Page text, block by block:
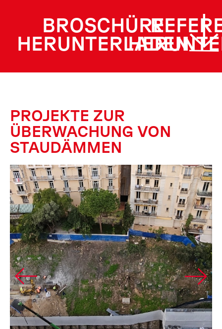
BROSCHÜRE
HERUNTERLADEN
PROJEKTE ZUR
ÜBERWACHUNG VON
STAUDÄMMEN